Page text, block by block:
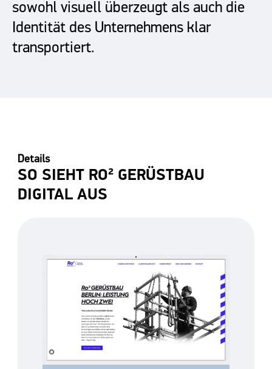
sowohl visuell überzeugt als auch die
Identität des Unternehmens klar
transportiert.
Details
SO SIEHT RO² GERÜSTBAU
DIGITAL AUS